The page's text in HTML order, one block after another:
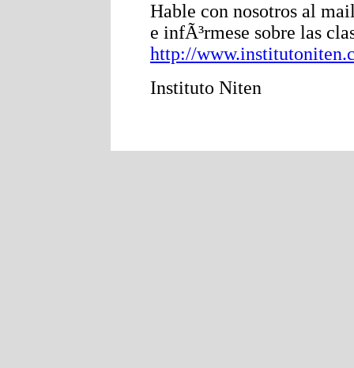
Hable con nosotros al
e infÃ³rmese sobre las
http://
Instituto Niten